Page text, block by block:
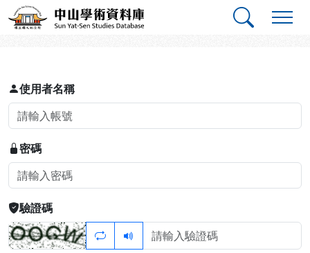
跳到主要內容
中山學術資料庫
登入
使用者名稱
密碼
驗證碼